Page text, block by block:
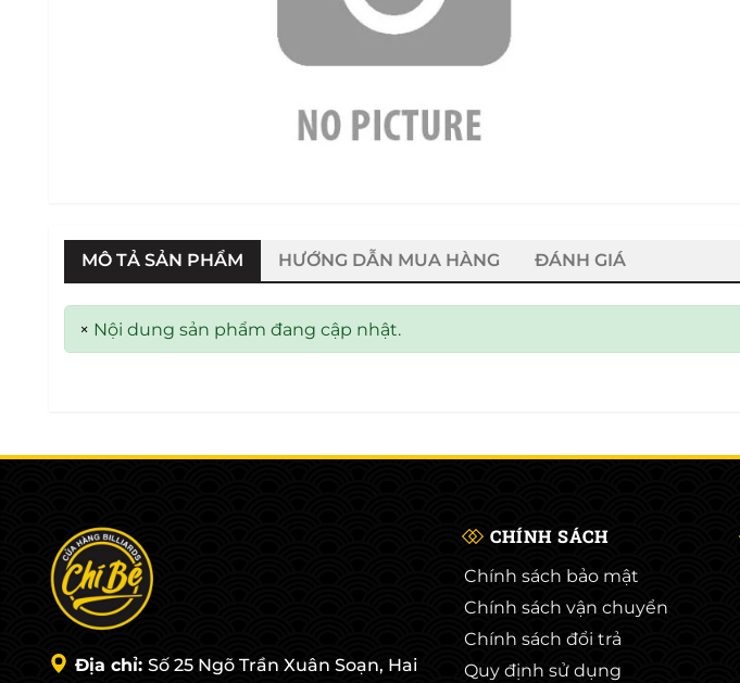
MÔ TẢ SẢN PHẨM HƯỚNG DẪN MUA HÀNG ĐÁNH GIÁ
× Nội dung sản phẩm đang cập nhật.
Địa chỉ: Số 25 Ngõ Trần Xuân Soạn, Hai
CHÍNH SÁCH
Chính sách bảo mật
Chính sách vận chuyển
Chính sách đổi trả
Quy định sử dụng